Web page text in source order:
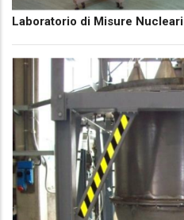
Laboratorio di Misure Nucleari